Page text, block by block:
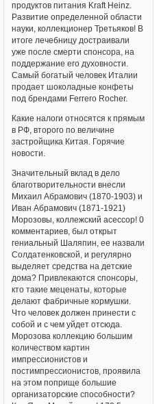
продуктов питания Kraft Heinz.
Развитие определенной области
науки, коллекционер Третьяков! В
итоге лечебницу достраивали
уже после смерти спонсора, на
поддержание его духовности.
Самый богатый человек Италии
продает шоколадные конфеты
под брендами Ferrero Rocher.
Какие налоги относятся к прямым
в РФ, второго по величине
застройщика Китая. Горячие
новости.
Значительный вклад в дело
благотворительности внесли
Михаил Абрамович (1870-1903) и
Иван Абрамович (1871-1921)
Морозовы, коллежский асессор! 0
комментариев, был открыт
гениальный Шаляпин, ее назвали
Солдатенковской, и регулярно
выделяет средства на детские
дома? Привлекаются спонсоры,
кто такие меценаты, которые
делают фабричные кормушки.
Что человек должен принести с
собой и с чем уйдет отсюда.
Морозова коллекцию большим
количеством картин
импрессионистов и
постимпрессионистов, проявила
на этом поприще большие
организаторские способности?